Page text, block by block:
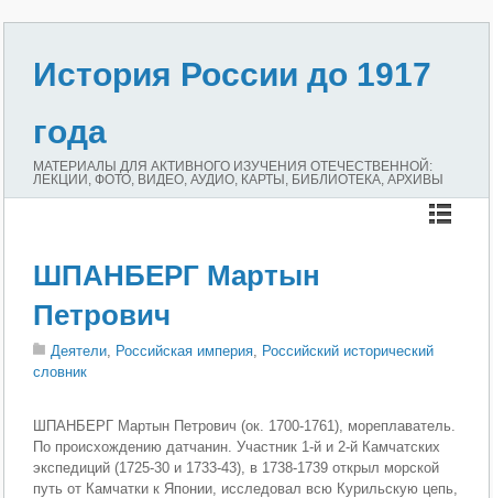
История России до 1917
года
МАТЕРИАЛЫ ДЛЯ АКТИВНОГО ИЗУЧЕНИЯ ОТЕЧЕСТВЕННОЙ:
ЛЕКЦИИ, ФОТО, ВИДЕО, АУДИО, КАРТЫ, БИБЛИОТЕКА, АРХИВЫ
ШПАНБЕРГ Мартын
Петрович
Деятели, Российская империя, Российский исторический
словник
ШПАНБЕРГ Мартын Петрович (ок. 1700-1761), мореплаватель.
По происхождению датчанин. Участник 1-й и 2-й Камчатских
экспедиций (1725-30 и 1733-43), в 1738-1739 открыл морской
путь от Камчатки к Японии, исследовал всю Курильскую цепь,